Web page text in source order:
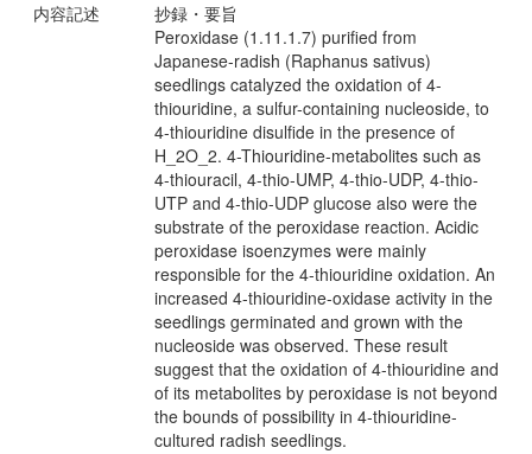
内容記述
抄録・要旨
Peroxidase (1.11.1.7) purified from
Japanese-radish (Raphanus sativus)
seedlings catalyzed the oxidation of 4-
thiouridine, a sulfur-containing nucleoside, to
4-thiouridine disulfide in the presence of
H_2O_2. 4-Thiouridine-metabolites such as
4-thiouracil, 4-thio-UMP, 4-thio-UDP, 4-thio-
UTP and 4-thio-UDP glucose also were the
substrate of the peroxidase reaction. Acidic
peroxidase isoenzymes were mainly
responsible for the 4-thiouridine oxidation. An
increased 4-thiouridine-oxidase activity in the
seedlings germinated and grown with the
nucleoside was observed. These result
suggest that the oxidation of 4-thiouridine and
of its metabolites by peroxidase is not beyond
the bounds of possibility in 4-thiouridine-
cultured radish seedlings.